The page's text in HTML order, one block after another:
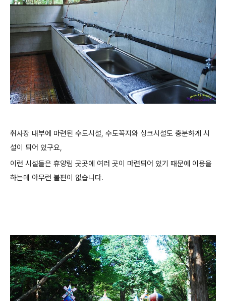
취사장 내부에 마련된 수도시설, 수도꼭지와 싱크시설도 충분하게 시
설이 되어 있구요,
이런 시설들은 휴양림 곳곳에 여러 곳이 마련되어 있기 때문에 이용을
하는데 아무런 불편이 없습니다.